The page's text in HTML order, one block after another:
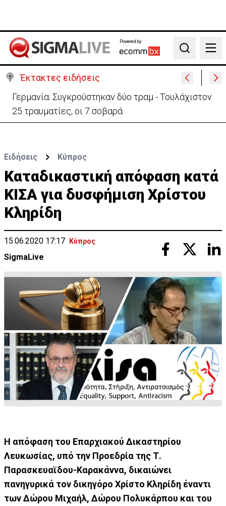
Powered by:
Search
Έκτακτες ειδήσεις
Γερμανία: Συγκρούστηκαν δύο τραμ - Τουλάχιστον
25 τραυματίες, οι 7 σοβαρά
Ειδήσεις Κύπρος
Καταδικαστική απόφαση κατά
ΚΙΣΑ για δυσφήμιση Χρίστου
Κληρίδη
15.06.2020 17:17 Κύπρος
SigmaLive
Η απόφαση του Επαρχιακού Δικαστηρίου
Λευκωσίας, υπό την Προεδρία της Τ.
Παρασκευαϊδου-Καρακάννα, δικαιώνει
πανηγυρικά τον δικηγόρο Χρίστο Κληρίδη έναντι
των Δώρου Μιχαήλ, Δώρου Πολυκάρπου και του